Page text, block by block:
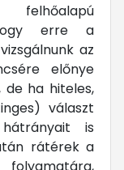
erre a
az
előnye
ha hiteles,
választ
is
rátérek a